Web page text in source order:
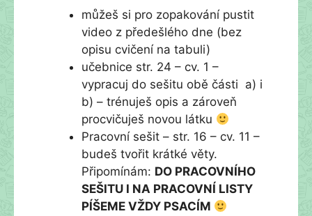
můžeš si pro zopakování pustit
video z předešlého dne (bez
opisu cvičení na tabuli)
učebnice str. 24 – cv. 1 –
vypracuj do sešitu obě části a) i
b) – trénuješ opis a zároveň
procvičuješ novou látku
Pracovní sešit – str. 16 – cv. 11 –
budeš tvořit krátké věty.
Připomínám: DO PRACOVNÍHO
SEŠITU I NA PRACOVNÍ LISTY
PÍŠEME VŽDY PSACÍM